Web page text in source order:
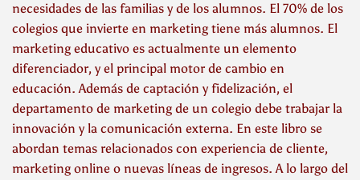
necesidades de las familias y de los alumnos. El 70% de los
colegios que invierte en marketing tiene más alumnos. El
marketing educativo es actualmente un elemento
diferenciador, y el principal motor de cambio en
educación. Además de captación y fidelización, el
departamento de marketing de un colegio debe trabajar la
innovación y la comunicación externa. En este libro se
abordan temas relacionados con experiencia de cliente,
marketing online o nuevas líneas de ingresos. A lo largo del